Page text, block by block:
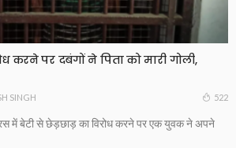
करने पर दबंगों ने पिता को मारी गोली,
SINGH 522
में बेटी से छेड़छाड़ का विरोध करने पर एक युवक ने अपने